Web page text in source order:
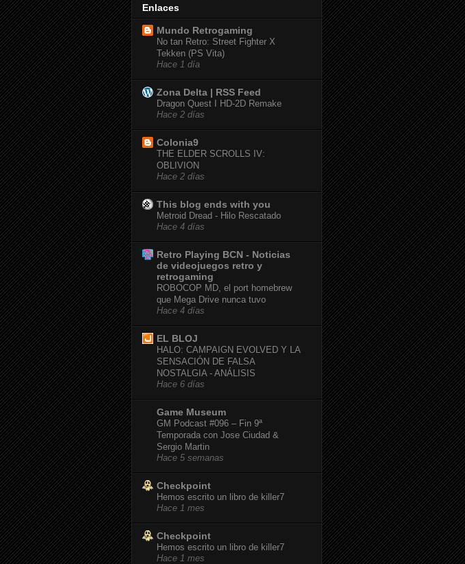
Enlaces
Mundo Retrogaming
No tan Retro: Street Fighter X
Tekken (PS Vita)
Hace 1 día
Zona Delta | RSS Feed
Dragon Quest I HD-2D Remake
Hace 2 días
Colonia9
THE ELDER SCROLLS IV:
OBLIVION
Hace 2 días
This blog ends with you
Metroid Dread - Hilo Rescatado
Hace 4 días
Retro Playing BCN - Noticias
de videojuegos retro y
retrogaming
ROBOCOP MD, el port homebrew
que Mega Drive nunca tuvo
Hace 4 días
EL BLOJ
HALO: CAMPAIGN EVOLVED Y LA
SENSACIÓN DE FALSA
NOSTALGIA - ANÁLISIS
Hace 6 días
Game Museum
GM Podcast #096 – Fin 9ª
Temporada con Jose Ciudad &
Sergio Martin
Hace 5 semanas
Checkpoint
Hemos escrito un libro de killer7
Hace 1 mes
Checkpoint
Hemos escrito un libro de killer7
Hace 1 mes